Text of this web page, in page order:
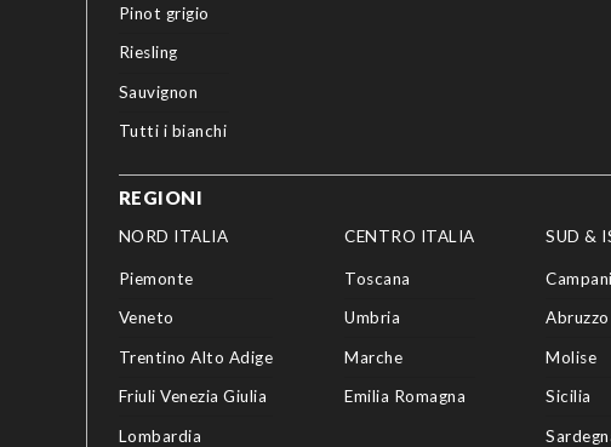
Pinot grigio
Riesling
Sauvignon
Tutti i bianchi
REGIONI
NORD ITALIA
Piemonte
Veneto
Trentino Alto Adige
Friuli Venezia Giulia
Lombardia
CENTRO ITALIA
Toscana
Umbria
Marche
Emilia Romagna
SUD &
Abruzzo
Molise
Sicilia